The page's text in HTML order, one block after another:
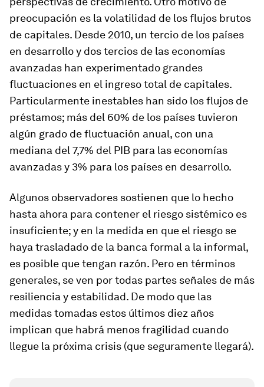
preocupación es la volatilidad de los flujos brutos
de capitales. Desde 2010, un tercio de los países
en desarrollo y dos tercios de las economías
avanzadas han experimentado grandes
fluctuaciones en el ingreso total de capitales.
Particularmente inestables han sido los flujos de
préstamos; más del 60% de los países tuvieron
algún grado de fluctuación anual, con una
mediana del 7,7% del PIB para las economías
avanzadas y 3% para los países en desarrollo.
Algunos observadores sostienen que lo hecho
hasta ahora para contener el riesgo sistémico es
insuficiente; y en la medida en que el riesgo se
haya trasladado de la banca formal a la informal,
es posible que tengan razón. Pero en términos
generales, se ven por todas partes señales de más
resiliencia y estabilidad. De modo que las
medidas tomadas estos últimos diez años
implican que habrá menos fragilidad cuando
llegue la próxima crisis (que seguramente llegará).